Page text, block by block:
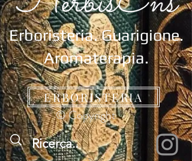
Erboristeria.Guarigione.
Aromaterapia.
ERBORISTERIA
© Copyright